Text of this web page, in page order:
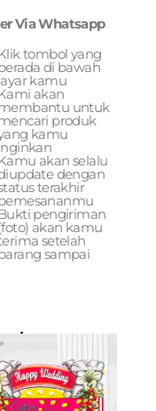
Via Whatsapp
tombol yang
di bawah
kamu
akan
untuk
produk
kamu
akan selalu
dengan
terakhir
pengiriman
akan kamu
setelah
sampai